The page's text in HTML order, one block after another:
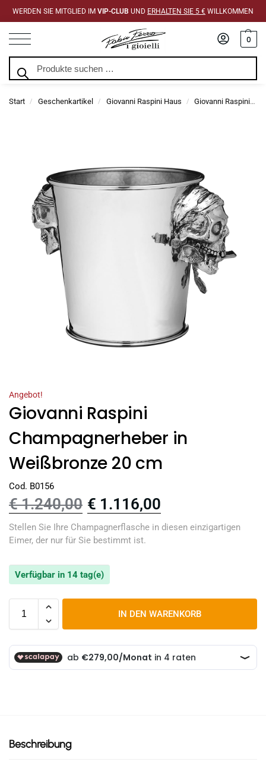
WERDEN SIE MITGLIED IM VIP-CLUB UND ERHALTEN SIE 5 € WILLKOMMEN
0
Start / Geschenkartikel / Giovanni Raspini Haus / Giovanni Raspini Champagner-Eimer
Angebot!
Giovanni Raspini
Champagnerheber in
Weißbronze 20 cm
Cod. B0156
€1.240,00 € 1.116,00
Stellen Sie Ihre Champagnerflasche in diesen einzigartigen
Eimer, der nur für Sie bestimmt ist.
Verfügbar in 14 tag(e)
IN DEN WARENKORB
Beschreibung